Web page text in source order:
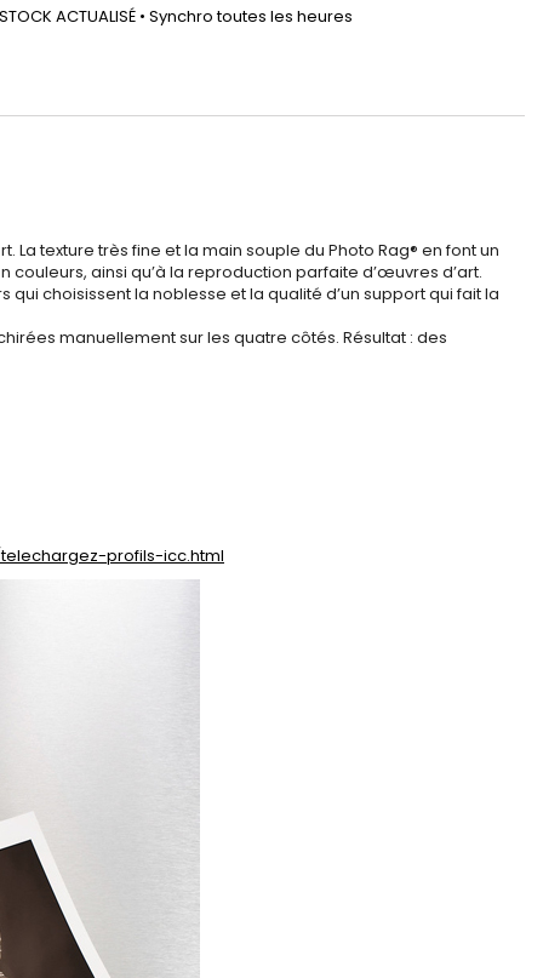
STOCK ACTUALISÉ • Synchro toutes les heures
texture très fine et la main souple du Photo Rag® en font un
ainsi qu’à la reproduction parfaite d’œuvres d’art.
choisissent la noblesse et la qualité d’un support qui fait la
manuellement sur les quatre côtés. Résultat : des
profils-icc.html